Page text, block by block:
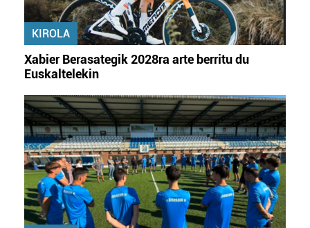
KIROLA
Xabier Berasategik 2028ra arte berritu du
Euskaltelekin